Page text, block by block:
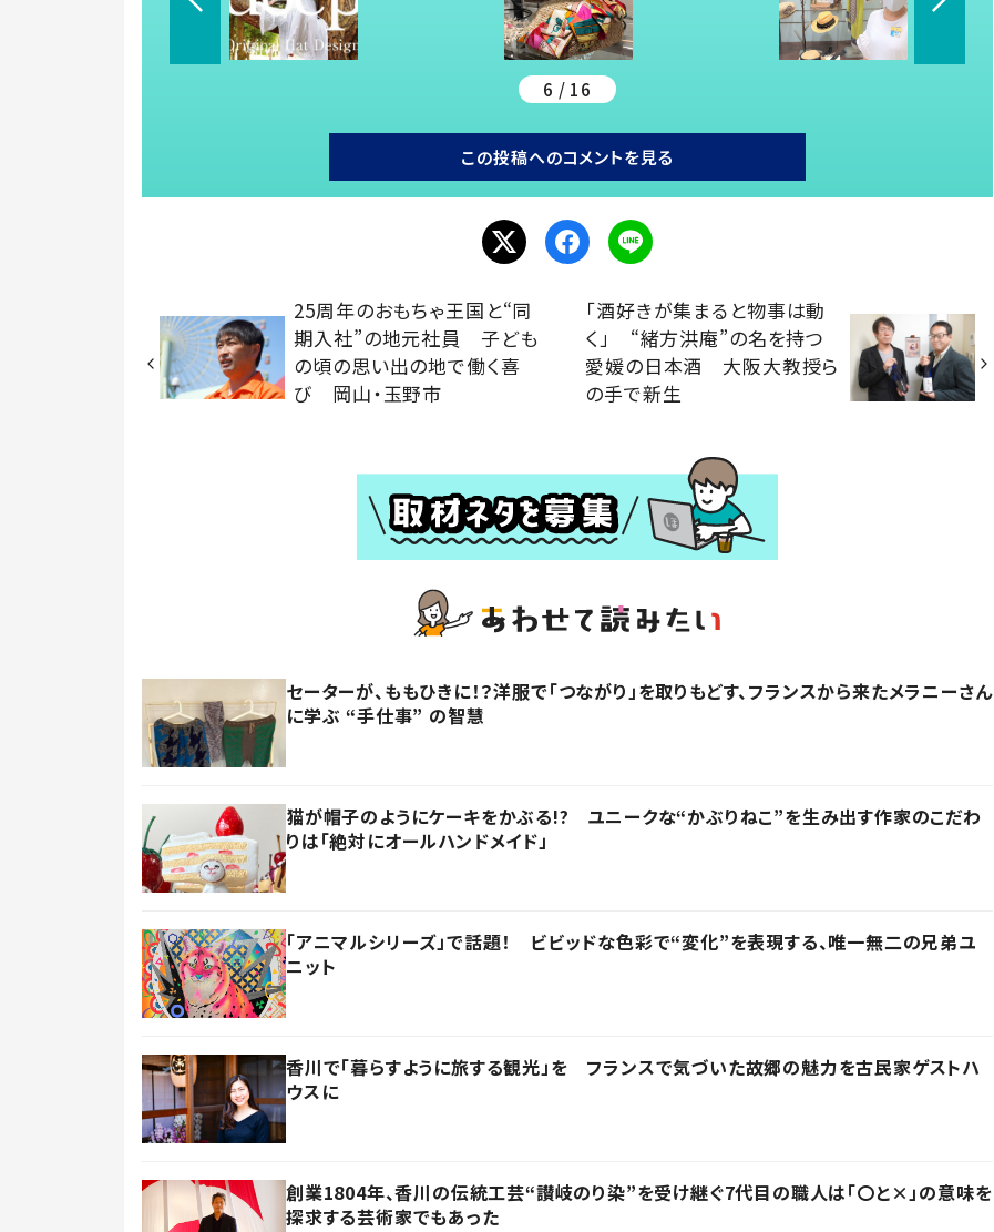
6 / 16
この投稿へのコメントを見る
25周年のおもちゃ王国と“同
期入社”の地元社員 子ども
の頃の思い出の地で働く喜
び 岡山・玉野市
「酒好きが集まると物事は動
く」 “緒方洪庵”の名を持つ
愛媛の日本酒 大阪大教授ら
の手で新生
セーターが、ももひきに！？洋服で「つながり」を取りもどす、フランスから来たメラニーさん
に学ぶ “手仕事” の智慧
猫が帽子のようにケーキをかぶる!? ユニークな“かぶりねこ”を生み出す作家のこだわ
りは「絶対にオールハンドメイド」
「アニマルシリーズ」で話題！ ビビッドな色彩で“変化”を表現する、唯一無二の兄弟ユ
ニット
香川で「暮らすように旅する観光」を フランスで気づいた故郷の魅力を古民家ゲストハ
ウスに
創業1804年、香川の伝統工芸“讃岐のり染”を受け継ぐ7代目の職人は「〇と×」の意味を
探求する芸術家でもあった